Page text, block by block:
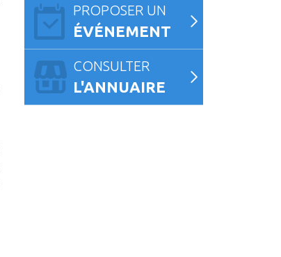
PROPOSER UN
ÉVÉNEMENT
CONSULTER
L'ANNUAIRE